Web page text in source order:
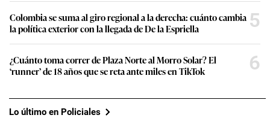
Colombia se suma al giro regional a la derecha: cuánto cambia
la política exterior con la llegada de De la Espriella
5
¿Cuánto toma correr de Plaza Norte al Morro Solar? El
‘runner’ de 18 años que se reta ante miles en TikTok
6
Lo último en Policiales